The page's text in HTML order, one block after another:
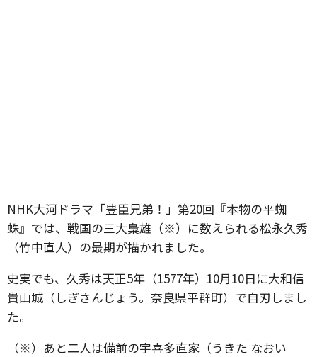
NHK大河ドラマ「豊臣兄弟！」第20回『本物の平蜘
蛛』では、戦国の三大梟雄（※）に数えられる松永久秀
（竹中直人）の最期が描かれました。
史実でも、久秀は天正5年（1577年）10月10日に大和信
貴山城（しぎさんじょう。奈良県平群町）で自刃しまし
た。
（※）あと二人は備前の宇喜多直家（うきた なおい